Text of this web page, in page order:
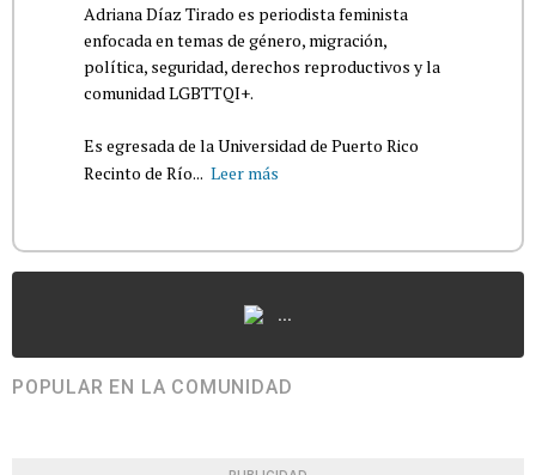
Adriana Díaz Tirado es periodista feminista
enfocada en temas de género, migración,
política, seguridad, derechos reproductivos y la
comunidad LGBTTQI+.
Es egresada de la Universidad de Puerto Rico
Recinto de Río... Leer más
...
POPULAR EN LA COMUNIDAD